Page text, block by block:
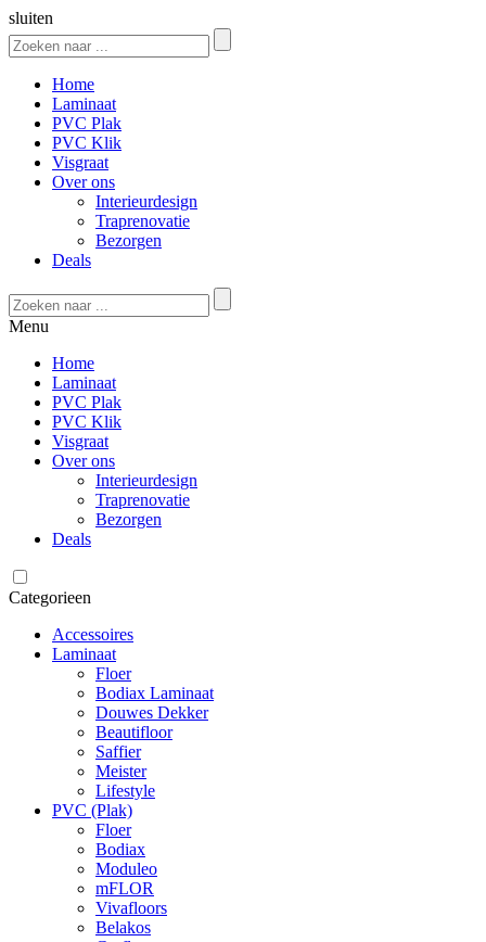
sluiten
Home
Laminaat
PVC Plak
PVC Klik
Visgraat
Over ons
Interieurdesign
Traprenovatie
Bezorgen
Deals
Menu
Home
Laminaat
PVC Plak
PVC Klik
Visgraat
Over ons
Interieurdesign
Traprenovatie
Bezorgen
Deals
Categorieen
Accessoires
Laminaat
Floer
Bodiax Laminaat
Douwes Dekker
Beautifloor
Saffier
Meister
Lifestyle
PVC (Plak)
Floer
Bodiax
Moduleo
mFLOR
Vivafloors
Belakos